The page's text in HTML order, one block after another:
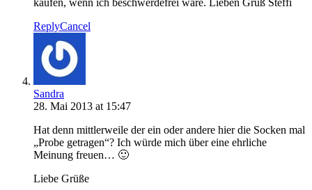
kaufen, wenn ich beschwerdefrei wäre. Lieben Gruß Steffi
ReplyCancel
Sandra
28. Mai 2013 at 15:47
Hat denn mittlerweile der ein oder andere hier die Socken mal
„Probe getragen“? Ich würde mich über eine ehrliche
Meinung freuen… 🙂
Liebe Grüße